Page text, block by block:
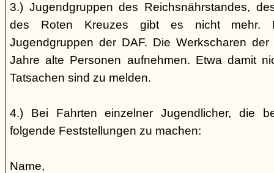
3.) Jugendgruppen des Reichsnährstandes,
des Roten Kreuzes gibt es nicht mehr.
Jugendgruppen der DAF. Die Werkscharen
Jahre alte Personen aufnehmen. Etwa damit
Tatsachen sind zu melden.
4.) Bei Fahrten einzelner Jugendlicher, die
folgende Feststellungen zu machen:
Name,